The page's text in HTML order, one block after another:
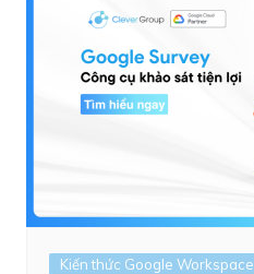
Kiến thức Google Workspace